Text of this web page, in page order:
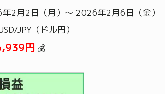
2月2日（月）～ 2026年2月6日（金）
JPY（ドル円）
円 💰